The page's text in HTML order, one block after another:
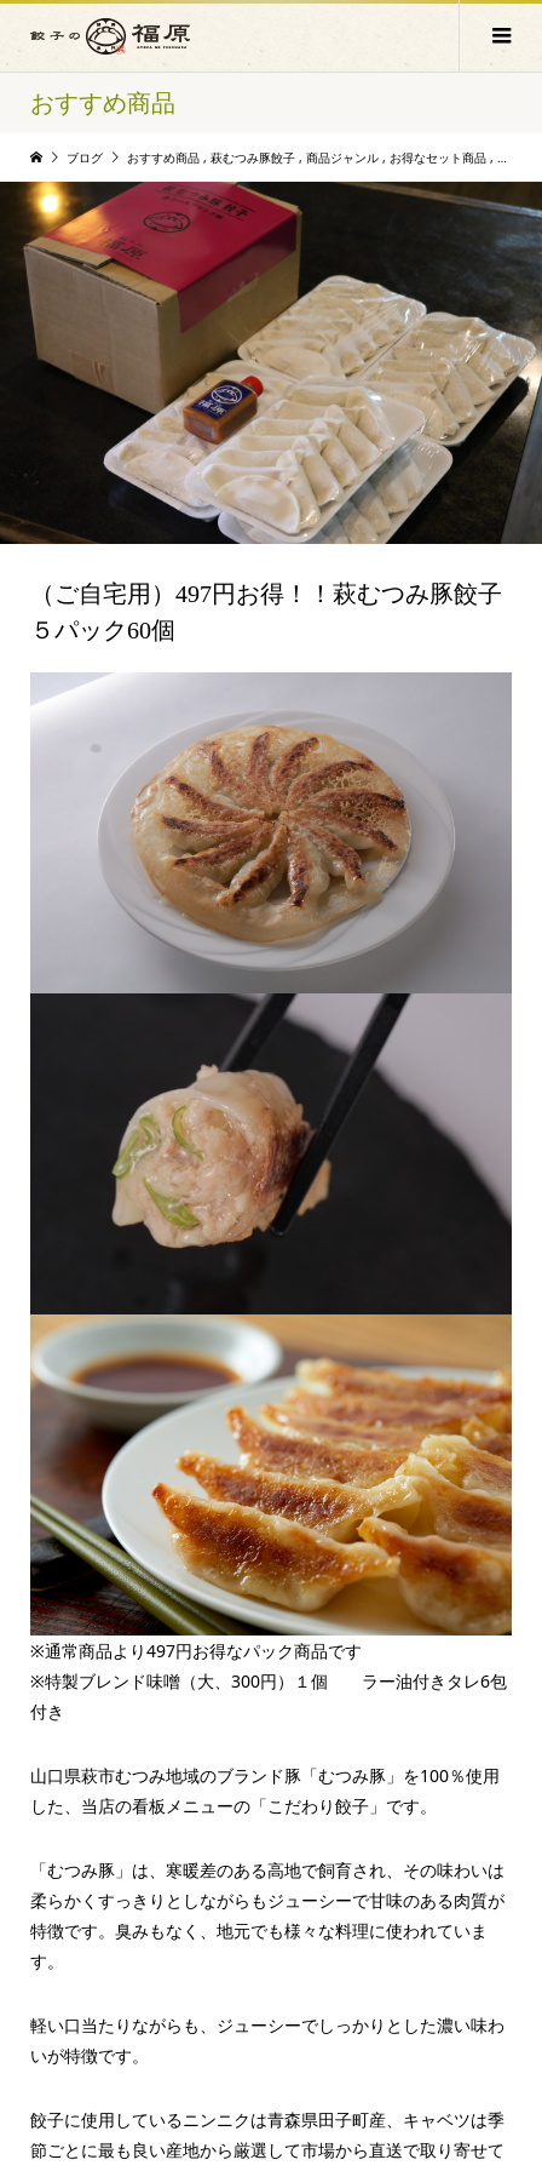
おすすめ商品
ブログ おすすめ商品 , 萩むつみ豚餃子 , 商品ジャンル , お得なセット商品 , ご購入
（ご自宅用）497円お得！！萩むつみ豚餃子
５パック60個
※通常商品より497円お得なパック商品です
※特製ブレンド味噌（大、300円）１個 ラー油付きタレ6包
付き
山口県萩市むつみ地域のブランド豚「むつみ豚」を100％使用
した、当店の看板メニューの「こだわり餃子」です。
「むつみ豚」は、寒暖差のある高地で飼育され、その味わいは
柔らかくすっきりとしながらもジューシーで甘味のある肉質が
特徴です。臭みもなく、地元でも様々な料理に使われていま
す。
軽い口当たりながらも、ジューシーでしっかりとした濃い味わ
いが特徴です。
餃子に使用しているニンニクは青森県田子町産、キャベツは季
節ごとに最も良い産地から厳選して市場から直送で取り寄せて